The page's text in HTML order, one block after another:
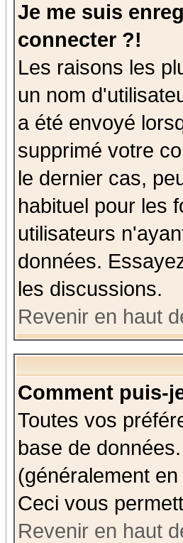
Je me suis
connecter ?!
Les raisons les
un nom
a été envoyé
supprimé votre
le dernier cas,
habituel pour les
utilisateurs
données.
les discussions.
Revenir en haut
Comment puis-
Toutes vos
base de
(généralement
Ceci vous
Revenir en haut